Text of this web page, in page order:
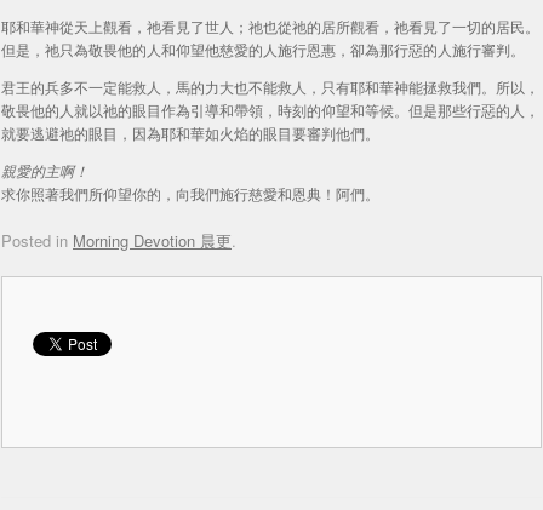
耶和華神從天上觀看，祂看見了世人；祂也從祂的居所觀看，祂看見了一切的居民。
但是，祂只為敬畏他的人和仰望他慈愛的人施行恩惠，卻為那行惡的人施行審判。
君王的兵多不一定能救人，馬的力大也不能救人，只有耶和華神能拯救我們。所以，
敬畏他的人就以祂的眼目作為引導和帶領，時刻的仰望和等候。但是那些行惡的人，
就要逃避祂的眼目，因為耶和華如火焰的眼目要審判他們。
親愛的主啊！
求你照著我們所仰望你的，向我們施行慈愛和恩典！阿們。
Posted in Morning Devotion 晨更.